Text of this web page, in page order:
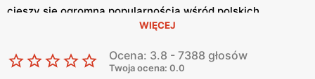
cieszy się ogromną popularnością wśród polskich
konsumentów, oferując szeroki asortyment produktów
spożywczych i przemysłowych w atrakcyjnych niskich
cenach. Klienci cenią sobie bogaty wybór, częste
WIĘCEJ
Ocena: 3.8 - 7388 głosów
Twoja ocena: 0.0